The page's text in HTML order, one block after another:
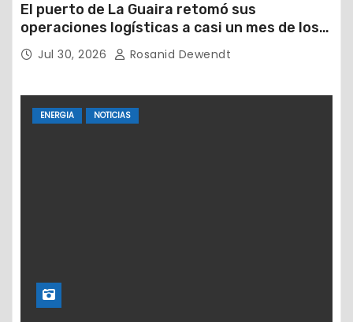
El puerto de La Guaira retomó sus
operaciones logísticas a casi un mes de los
devastadores terremotos
Jul 30, 2026 Rosanid Dewendt
ENERGIA NOTICIAS